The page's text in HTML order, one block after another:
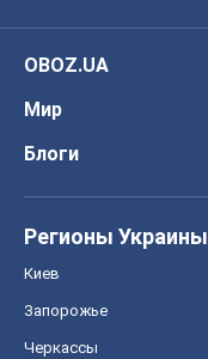
OBOZ.UA
Мир
Блоги
Регионы Украины
Киев
Запорожье
Черкассы